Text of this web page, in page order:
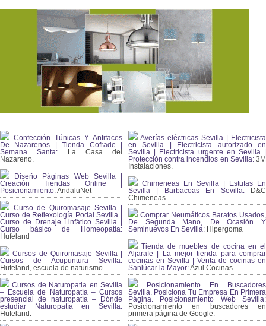
Confección Túnicas Y Antifaces
De Nazarenos | Tienda Cofrade |
Semana Santa: La Casa del
Nazareno.
Diseño Páginas Web Sevilla |
Creación Tiendas Online |
Posicionamiento:AndaluNet
Curso de Quiromasaje Sevilla |
Curso de Reflexología Podal Sevilla |
Curso de Drenaje Linfático Sevilla |
Curso básico de Homeopatía:
Hufeland
Cursos de Quiromasaje Sevilla |
Cursos de Acupuntura Sevilla:
Hufeland, escuela de naturismo.
Cursos de Naturopatia en Sevilla
– Escuela de Naturopatía – Cursos
presencial de naturopatía – Dónde
estudiar Naturopatía en Sevilla:
Hufeland.
Averías eléctricas Sevilla | Electricista
en Sevilla | Electricista autorizado en
Sevilla | Electricista urgente en Sevilla |
Protección contra incendios en Sevilla:3M
Instalaciones.
Chimeneas En Sevilla | Estufas En
Sevilla | Barbacoas En Sevilla:D&C
Chimeneas.
Comprar Neumáticos Baratos Usados,
De Segunda Mano, De Ocasión Y
Seminuevos En Sevilla: Hipergoma
Tienda de muebles de cocina en el
Aljarafe | La mejor tienda para comprar
cocinas en Sevilla | Venta de cocinas en
Sanlúcar la Mayor:Azul Cocinas.
Posicionamiento En Buscadores
Sevilla. Posiciona Tu Empresa En Primera
Página. Posicionamiento Web Sevilla:
Posicionamiento en buscadores en
primera página de Google.